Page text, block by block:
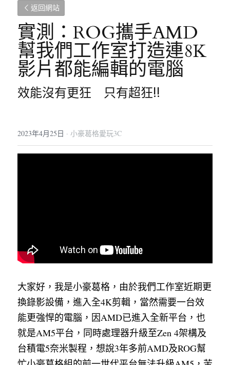
返回網站
實測：ROG攜手AMD
幫我們工作室打造連8K
影片都能編輯的電腦
效能沒有更狂　只有超狂!!
2023年4月25日 · 小豪葛格愛玩3C
大家好，我是小豪葛格，由於我們工作室近期更
換錄影設備，進入全4K剪輯，當然需要一台效
能更強悍的電腦，因AMD已進入全新平台，也
就是AM5平台，同時處理器升級至Zen 4架構及
台積電5奈米製程，想說3年多前AMD及ROG幫